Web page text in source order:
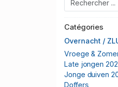
Catégories
Overnacht /
Vroege &
Late jongen
Jonge duiven
Doffers